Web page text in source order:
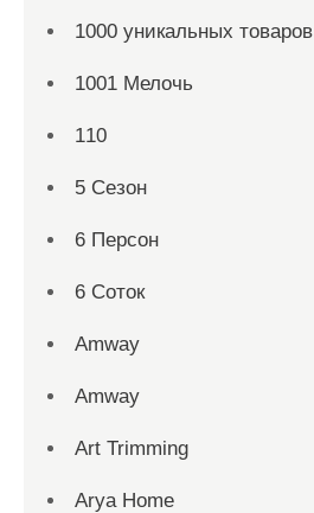
1000 уникальных товаров
1001 Мелочь
110
5 Сезон
6 Персон
6 Соток
Amway
Amway
Art Trimming
Arya Home